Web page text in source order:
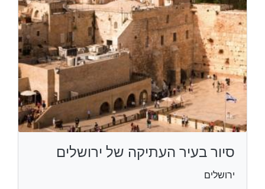
סיור בעיר העתיקה של ירושלים
ירושלים